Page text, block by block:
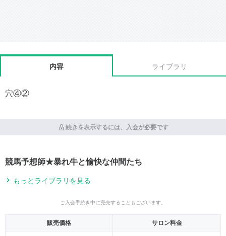
内容 ライブラリ
穴④②
続きを表示するには、入会が必要です
競馬予想師★暴れ牛と愉快な仲間たち
もっとライブラリを見る
ご入会手続き中に完売することもございます。
販売価格 サロン料金